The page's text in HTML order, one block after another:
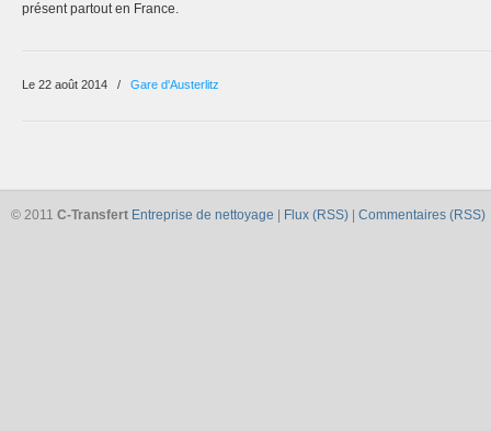
présent partout en France.
Le 22 août 2014 / Gare d'Austerlitz
© 2011 C-Transfert Entreprise de nettoyage Flux (RSS) Commentaires (RSS)